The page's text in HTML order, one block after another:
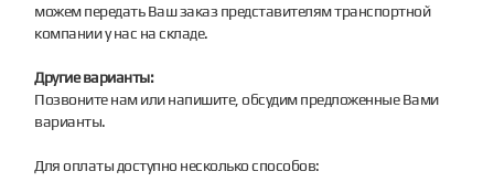
можем передать Ваш заказ представителям транспортной
компании у нас на складе.
Другие варианты:
Позвоните нам или напишите, обсудим предложенные Вами
варианты.
Для оплаты доступно несколько способов: